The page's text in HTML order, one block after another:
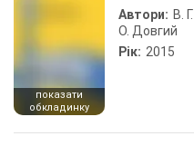
показати
обкладинку
Автори: В.
О. Довгий
Рік: 2015